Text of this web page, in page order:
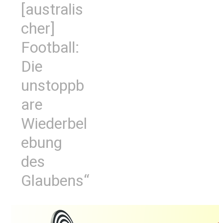
[australis
cher]
Football:
Die
unstoppb
are
Wiederbel
ebung
des
Glaubens“